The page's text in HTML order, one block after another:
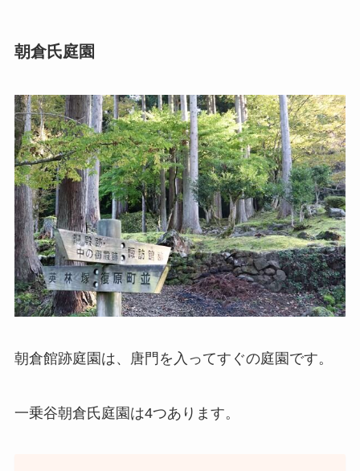
朝倉氏庭園
朝倉館跡庭園は、唐門を入ってすぐの庭園です。
一乗谷朝倉氏庭園は4つあります。